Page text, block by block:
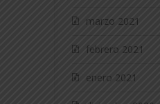
marzo 2021
febrero 2021
enero 2021